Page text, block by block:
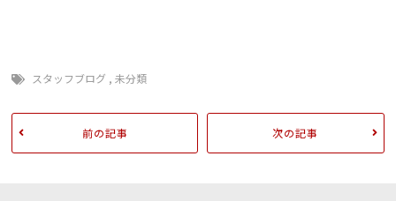
スタッフブログ ,未分類
前の記事 次の記事